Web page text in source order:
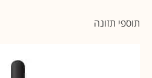
תוספי תזונה